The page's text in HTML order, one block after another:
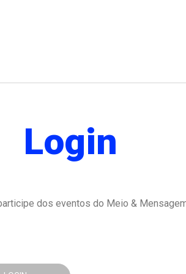
Login
dos eventos do Meio &